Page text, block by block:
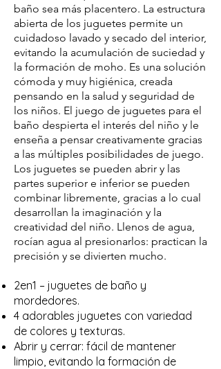
baño sea más placentero. La estructura
abierta de los juguetes permite un
cuidadoso lavado y secado del interior,
evitando la acumulación de suciedad y
la formación de moho. Es una solución
cómoda y muy higiénica, creada
pensando en la salud y seguridad de
los niños. El juego de juguetes para el
baño despierta el interés del niño y le
enseña a pensar creativamente gracias
a las múltiples posibilidades de juego.
Los juguetes se pueden abrir y las
partes superior e inferior se pueden
combinar libremente, gracias a lo cual
desarrollan la imaginación y la
creatividad del niño. Llenos de agua,
rocían agua al presionarlos: practican la
precisión y se divierten mucho.
2en1 – juguetes de baño y
mordedores.
4 adorables juguetes con variedad
de colores y texturas.
Abrir y cerrar: fácil de mantener
limpio, evitando la formación de